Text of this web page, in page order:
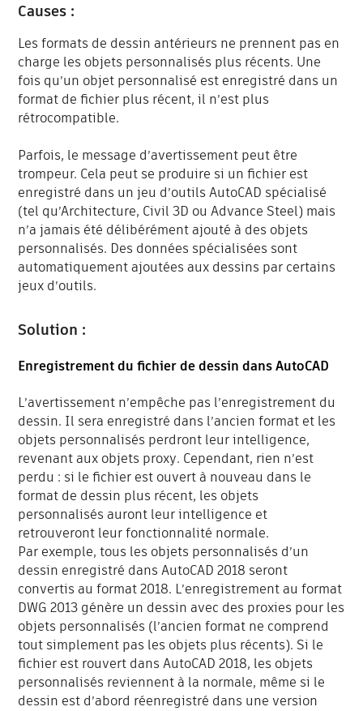
Causes :
Les formats de dessin antérieurs ne prennent pas en
charge les objets personnalisés plus récents. Une
fois qu’un objet personnalisé est enregistré dans un
format de fichier plus récent, il n’est plus
rétrocompatible.
Parfois, le message d’avertissement peut être
trompeur. Cela peut se produire si un fichier est
enregistré dans un jeu d’outils AutoCAD spécialisé
(tel qu’Architecture, Civil 3D ou Advance Steel) mais
n’a jamais été délibérément ajouté à des objets
personnalisés. Des données spécialisées sont
automatiquement ajoutées aux dessins par certains
jeux d’outils.
Solution :
Enregistrement du fichier de dessin dans AutoCAD
L’avertissement n’empêche pas l’enregistrement du
dessin. Il sera enregistré dans l’ancien format et les
objets personnalisés perdront leur intelligence,
revenant aux objets proxy. Cependant, rien n’est
perdu : si le fichier est ouvert à nouveau dans le
format de dessin plus récent, les objets
personnalisés auront leur intelligence et
retrouveront leur fonctionnalité normale.
Par exemple, tous les objets personnalisés d’un
dessin enregistré dans AutoCAD 2018 seront
convertis au format 2018. L’enregistrement au format
DWG 2013 génère un dessin avec des proxies pour les
objets personnalisés (l’ancien format ne comprend
tout simplement pas les objets plus récents). Si le
fichier est rouvert dans AutoCAD 2018, les objets
personnalisés reviennent à la normale, même si le
dessin est d’abord réenregistré dans une version